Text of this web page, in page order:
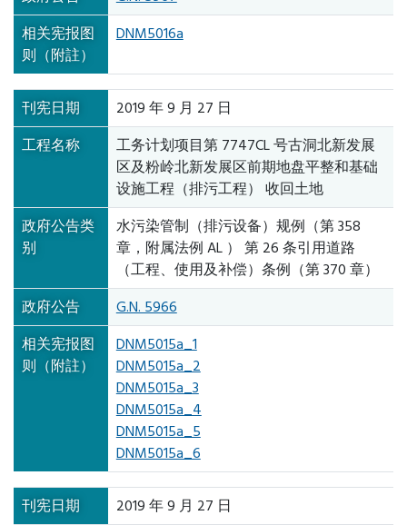
相关宪报图
则（附註）
DNM5016a
刊宪日期
2019 年 9 月 27 日
工程名称
工务计划项目第 7747CL 号古洞北新发展
区及粉岭北新发展区前期地盘平整和基础
设施工程（排污工程） 收回土地
政府公告类
别
水污染管制（排污设备）规例（第 358
章，附属法例 AL ） 第 26 条引用道路
（工程、使用及补偿）条例（第 370 章）
政府公告
G.N. 5966
相关宪报图
则（附註）
DNM5015a_1
DNM5015a_2
DNM5015a_3
DNM5015a_4
DNM5015a_5
DNM5015a_6
刊宪日期
2019 年 9 月 27 日